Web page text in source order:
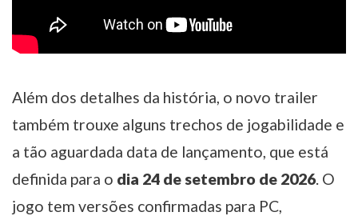
Além dos detalhes da história, o novo trailer
também trouxe alguns trechos de jogabilidade e
a tão aguardada data de lançamento, que está
definida para o dia 24 de setembro de 2026. O
jogo tem versões confirmadas para PC,